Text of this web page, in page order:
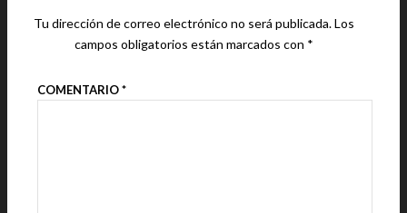
Tu dirección de correo electrónico no será publicada.Los
campos obligatorios están marcados con *
COMENTARIO*